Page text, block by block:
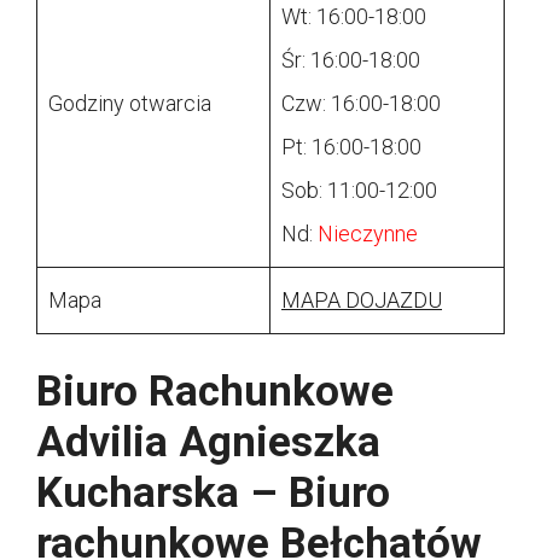
Godziny otwarcia
Wt: 16:00-18:00
Śr: 16:00-18:00
Czw: 16:00-18:00
Pt: 16:00-18:00
Sob: 11:00-12:00
Nd: Nieczynne
Mapa MAPA DOJAZDU
Biuro Rachunkowe
Advilia Agnieszka
Kucharska – Biuro
rachunkowe Bełchatów